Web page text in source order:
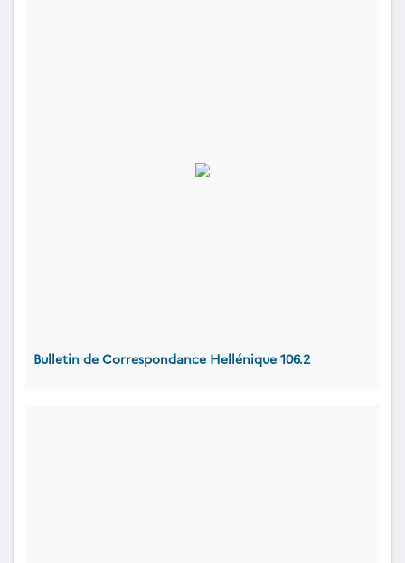
Bulletin de Correspondance Hellénique 106.2